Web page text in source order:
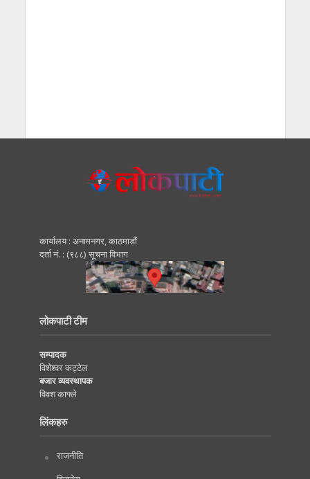
कार्यालय : अनामनगर, काठमाडाैं
दर्ता नं. : (९८८) सूचना विभाग
लोकपाटी टीम
सम्पादक
विशेश्वर कट्टेल
बजार व्यवस्थापक
विवश काफ्ले
लिंकहरु
राजनीति